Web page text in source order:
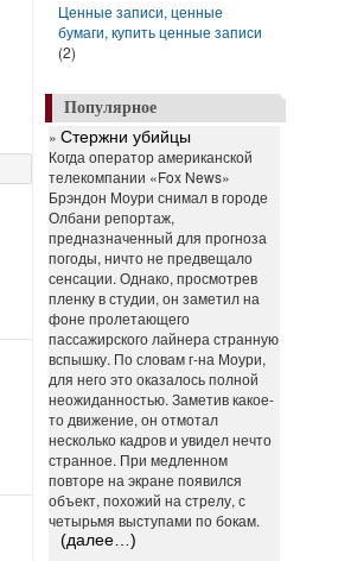
Ценные записи, ценные
бумаги, купить ценные записи
(2)
Популярное
»Стержни убийцы
Когда оператор американской
телекомпании «Fox News»
Брэндон Моури снимал в городе
Олбани репортаж,
предназначенный для прогноза
погоды, ничто не предвещало
сенсации. Однако, просмотрев
пленку в студии, он заметил на
фоне пролетающего
пассажирского лайнера странную
вспышку. По словам г-на Моури,
для него это оказалось полной
неожиданностью. Заметив какое-
то движение, он отмотал
несколько кадров и увидел нечто
странное. При медленном
повторе на экране появился
объект, похожий на стрелу, с
четырьмя выступами по бокам.
(далее…)